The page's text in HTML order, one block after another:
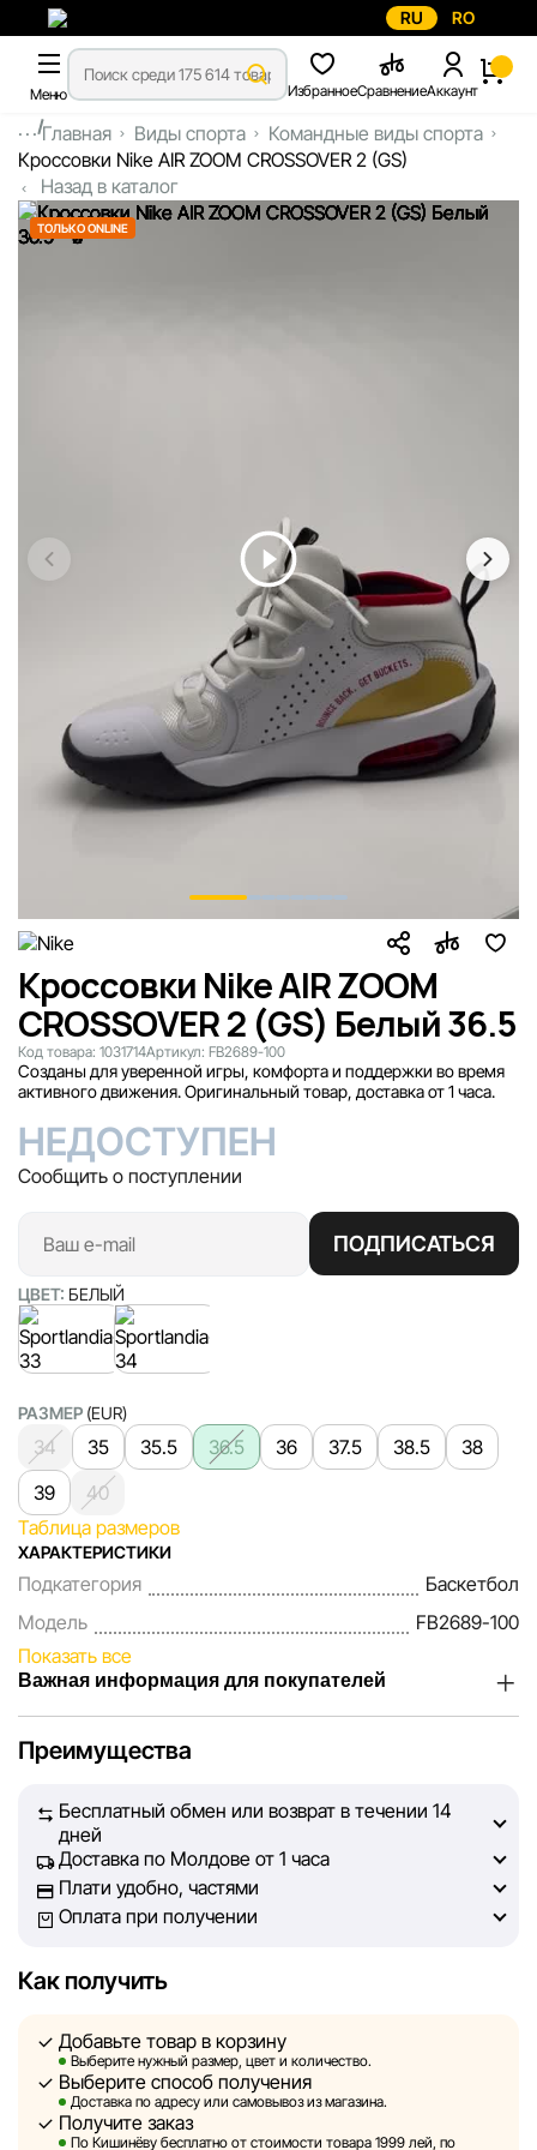
RU RO
Меню ИзбранноеСравнениеАккаунт
...Главная Виды спорта
Командные виды спорта
Кроссовки Nike AIR ZOOM CROSSOVER 2 (GS)
Назад в каталог
ТОЛЬКО ONLINE
Кроссовки Nike AIR ZOOM
CROSSOVER 2 (GS) Белый 36.5
Код товара: 1031714Артикул: FB2689-100
Созданы для уверенной игры, комфорта и поддержки во время
активного движения. Оригинальный товар, доставка от 1 часа.
НЕДОСТУПЕН
Сообщить о поступлении
ПОДПИСАТЬСЯ
ЦВЕТ: БЕЛЫЙ
РАЗМЕР (EUR)
34 35 35.5 36.5 36 37.5 38.5
38
39
40
Таблица размеров
ХАРАКТЕРИСТИКИ
Подкатегория
Баскетбол
Модель
FB2689-100
Показать все
Важная информация для покупателей
наших покупателей. Каждый день мы работаем над тем,
на сайте, была максимально полной, объективной и
актуальной. Наша цель — обеспечить вас достоверной
информацией, чтобы вы смогли принять лучшее
решение о покупке.
не может гарантировать абсолютную точность всех
технических ошибок или сбоев. Мы также не отвечаем
за содержание и актуальность информации на
сторонних ресурсах, ссылки на которые могут быть
размещены на нашем сайте.
Преимущества
Бесплатный обмен или возврат в течении 14
дней
Доставка по Молдове от 1 часа
Плати удобно, частями
Оплата при получении
Как получить
Добавьте товар в корзину
Выберите нужный размер, цвет и количество.
Выберите способ получения
Доставка по адресу или самовывоз из магазина.
Получите заказ
По Кишинёву бесплатно от стоимости товара 1999 лей, по